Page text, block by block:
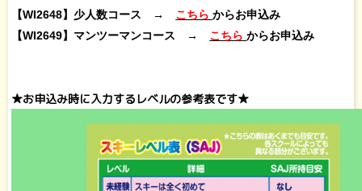
【WI2648】少人数コース → こちらからお申込み
【WI2649】マンツーマンコース → こちらからお申込み
★お申込み時に入力するレベルの参考表です★